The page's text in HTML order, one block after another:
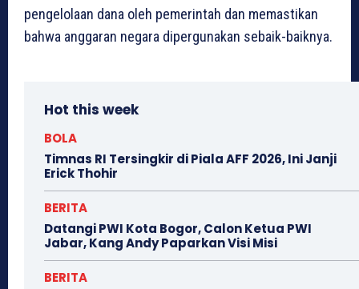
pengelolaan dana oleh pemerintah dan memastikan
bahwa anggaran negara dipergunakan sebaik-baiknya.
Hot this week
BOLA
Timnas RI Tersingkir di Piala AFF 2026, Ini Janji
Erick Thohir
BERITA
Datangi PWI Kota Bogor, Calon Ketua PWI
Jabar, Kang Andy Paparkan Visi Misi
BERITA